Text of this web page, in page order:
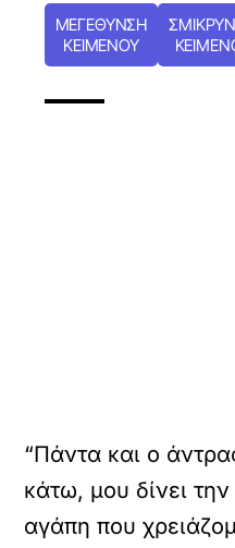
ΜΕΓΕΘΥΝΣΗ
ΚΕΙΜΕΝΟΥ
“Πάντα και ο
κάτω, μου δίνει
αγάπη που